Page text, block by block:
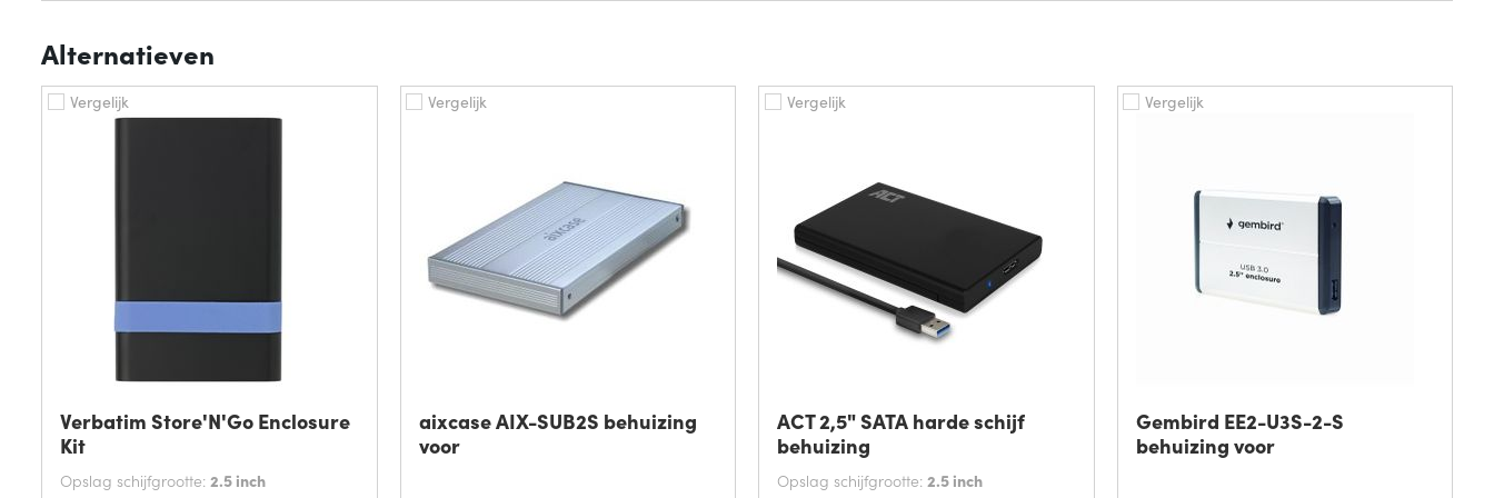
Alternatieven
Vergelijk
Verbatim Store'N'Go Enclosure
Kit
Opslag schijfgrootte: 2.5 inch
Vergelijk
aixcase AIX-SUB2S behuizing
voor
Vergelijk
ACT 2,5" SATA harde schijf
behuizing
Opslag schijfgrootte: 2.5 inch
Vergelijk
Gembird EE2-U3S-2-S
behuizing voor